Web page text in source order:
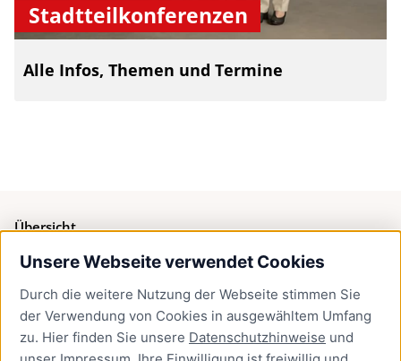
Unsere Webseite verwendet Cookies
Durch die weitere Nutzung der Webseite stimmen Sie
der Verwendung von Cookies in ausgewähltem Umfang
zu. Hier finden Sie unsere Datenschutzhinweise und
Stadtteilkonferenzen
Alle Infos, Themen und Termine
Übersicht
Bürgerservice
Presse
Newsletter Lübeck:kompakt